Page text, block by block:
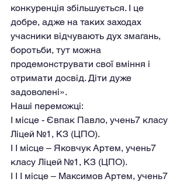
конкуренція збільшується. І це
добре, адже на таких заходах
учасники відчувають дух змагань,
боротьби, тут можна
продемонструвати свої вміння і
отримати досвід. Діти дуже
задоволені».
Наші переможці:
І місце - Євпак Павло, учень7 класу
Ліцей №1, КЗ (ЦПО).
І І місце – Яковчук Артем, учень7
класу Ліцей №1, КЗ (ЦПО).
І І І місце – Максимов Артем, учень7